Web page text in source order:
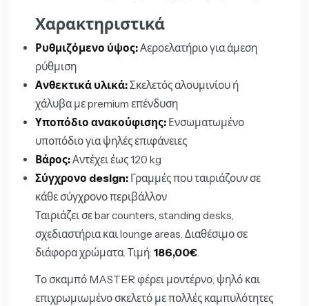
Χαρακτηριστικά
Ρυθμιζόμενο ύψος:Αεροελατήριο για άμεση
ρύθμιση
Ανθεκτικά υλικά:Σκελετός αλουμινίου ή
χάλυβα με premium επένδυση
Υποπόδιο ανακούφισης: Ενσωματωμένο
υποπόδιο για ψηλές επιφάνειες
Βάρος:Αντέχει έως 120 kg
Σύγχρονο design: Γραμμές που ταιριάζουν σε
κάθε σύγχρονο περιβάλλον
Ταιριάζει σε bar counters, standing desks,
σχεδιαστήρια και lounge areas. Διαθέσιμο σε
διάφορα χρώματα. Τιμή:186,00€.
Το σκαμπό MASTER φέρει μοντέρνο, ψηλό και
επιχρωμιωμένο σκελετό με πολλές καμπυλότητες